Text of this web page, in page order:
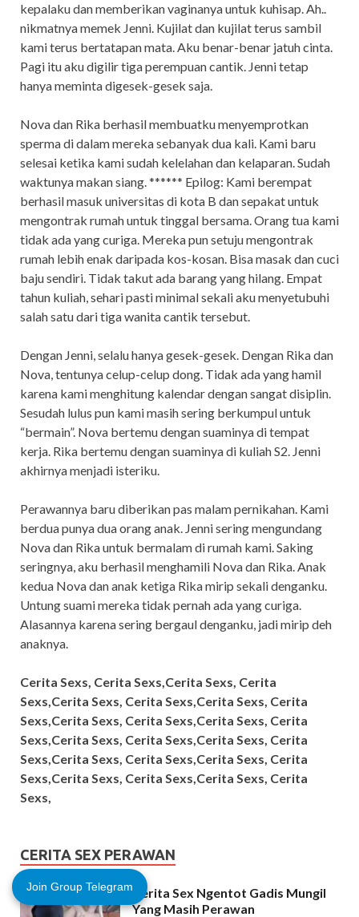
kepalaku dan memberikan vaginanya untuk kuhisap. Ah..
nikmatnya memek Jenni. Kujilat dan kujilat terus sambil
kami terus bertatapan mata. Aku benar-benar jatuh cinta.
Pagi itu aku digilir tiga perempuan cantik. Jenni tetap
hanya meminta digesek-gesek saja.
Nova dan Rika berhasil membuatku menyemprotkan
sperma di dalam mereka sebanyak dua kali. Kami baru
selesai ketika kami sudah kelelahan dan kelaparan. Sudah
waktunya makan siang. ****** Epilog: Kami berempat
berhasil masuk universitas di kota B dan sepakat untuk
mengontrak rumah untuk tinggal bersama. Orang tua kami
tidak ada yang curiga. Mereka pun setuju mengontrak
rumah lebih enak daripada kos-kosan. Bisa masak dan cuci
baju sendiri. Tidak takut ada barang yang hilang. Empat
tahun kuliah, sehari pasti minimal sekali aku menyetubuhi
salah satu dari tiga wanita cantik tersebut.
Dengan Jenni, selalu hanya gesek-gesek. Dengan Rika dan
Nova, tentunya celup-celup dong. Tidak ada yang hamil
karena kami menghitung kalendar dengan sangat disiplin.
Sesudah lulus pun kami masih sering berkumpul untuk
“bermain”. Nova bertemu dengan suaminya di tempat
kerja. Rika bertemu dengan suaminya di kuliah S2. Jenni
akhirnya menjadi isteriku.
Perawannya baru diberikan pas malam pernikahan. Kami
berdua punya dua orang anak. Jenni sering mengundang
Nova dan Rika untuk bermalam di rumah kami. Saking
seringnya, aku berhasil menghamili Nova dan Rika. Anak
kedua Nova dan anak ketiga Rika mirip sekali denganku.
Untung suami mereka tidak pernah ada yang curiga.
Alasannya karena sering bergaul denganku, jadi mirip deh
anaknya.
Cerita Sexs, Cerita Sexs,Cerita Sexs, Cerita
Sexs,Cerita Sexs, Cerita Sexs,Cerita Sexs, Cerita
Sexs,Cerita Sexs, Cerita Sexs,Cerita Sexs, Cerita
Sexs,Cerita Sexs, Cerita Sexs,Cerita Sexs, Cerita
Sexs,Cerita Sexs, Cerita Sexs,Cerita Sexs, Cerita
Sexs,Cerita Sexs, Cerita Sexs,Cerita Sexs, Cerita
Sexs,
CERITA SEX PERAWAN
Cerita Sex Ngentot Gadis Mungil
Yang Masih Perawan
Join Group Telegram